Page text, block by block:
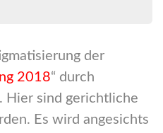
der
2018“ durch
Hier sind gerichtliche
Es wird angesichts